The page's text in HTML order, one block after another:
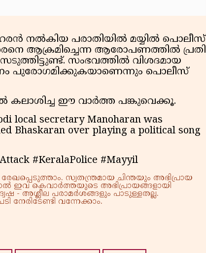
നൽകിയ പരാതിയിൽ മയ്യിൽ പൊലീസ്
ആക്രമിച്ചെന്ന ആരോപണത്തിൽ പ്രതി
സംഭവത്തിൽ വിശദമായ
പുരോഗമിക്കുകയാണെന്നും പൊലീസ്
കലാശിച്ച ഈ വാർത്ത പങ്കുവെക്കൂ.
local secretary Manoharan was
Bhaskaran over playing a political song
#KeralaPolice #Mayyil
സ്വതന്ത്രമായ ചിന്തയും അഭിപ്രായ
ഇവ കെവാർത്തയുടെ അഭിപ്രായങ്ങളായി
- അശ്ലീല പരാമർശങ്ങളും പാടുള്ളതല്ല.
വന്നേക്കാം.